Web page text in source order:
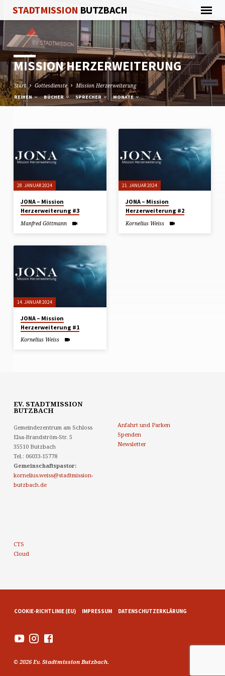
STADTMISSION BUTZBACH
MISSION HERZERWEITERUNG
Start Gottesdienste Mission Herzerweiterung
REIHEN BÜCHER SPRECHER MONATE
HERZERWEITERUNG
28. JANUAR 2024
JONA – Mission
Herzerweiterung #3
Manfred Göttmann
21. JANUAR 2024
JONA – Mission
Herzerweiterung #2
Kornelius Weiss
14. JANUAR 2024
JONA – Mission
Herzerweiterung #1
Kornelius Weiss
EV. STADTMISSION
BUTZBACH
Gemeindezentrum am Schloss
Elsa-Brandström-Str. 5
35510 Butzbach
Tel.: 06033-15778
Gemeinschaftspastor:
kornelius.weiss@stadtmission-
butzbach.de
Anfahrt und Parken
Spenden
Newsletter
CTS
Cloud
COOKIE-RICHTLINIE (EU) IMPRESSUM DATENSCHUTZERKLÄRUNG
© 2026 Ev. Stadtmission Butzbach.